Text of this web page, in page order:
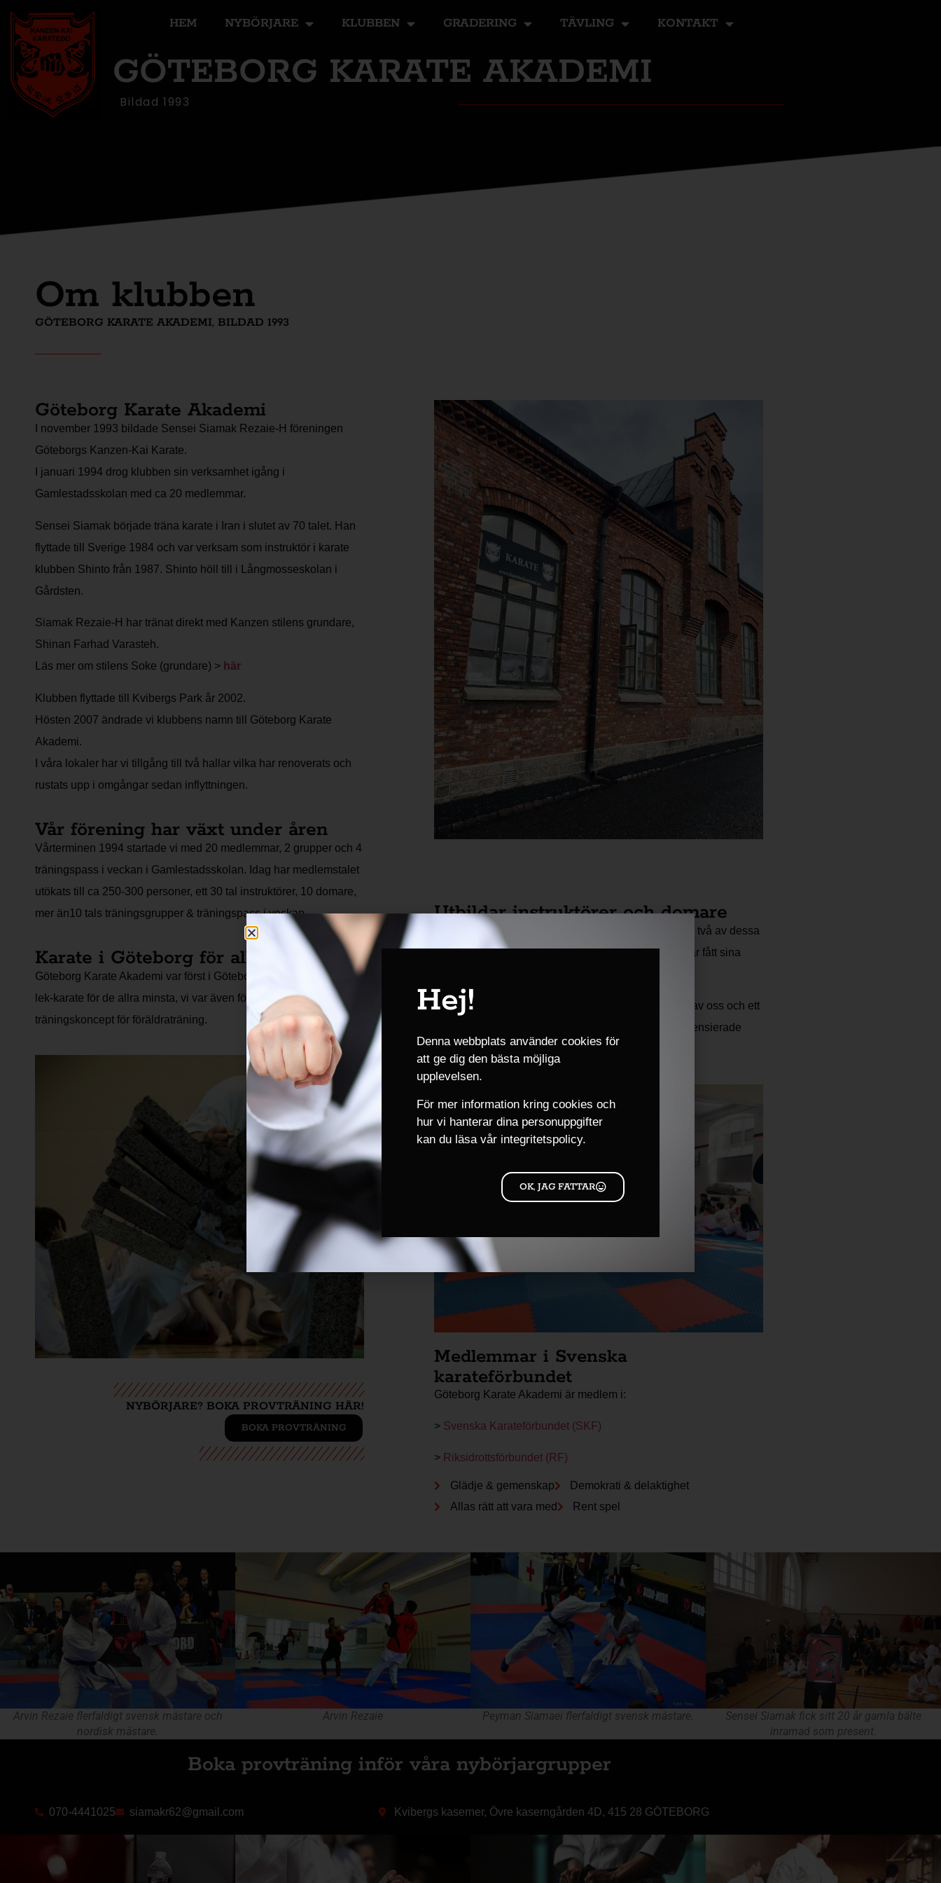
HEM NYBÖRJARE KLUBBEN GRADERING TÄVLING KONTAKT
GÖTEBORG KARATE AKADEMI
Bildad 1993
Om klubben
GÖTEBORG KARATE AKADEMI, BILDAD 1993
Göteborg Karate Akademi
I november 1993 bildade Sensei Siamak Rezaie-H föreningen
Göteborgs Kanzen-Kai Karate.
I januari 1994 drog klubben sin verksamhet igång i
Gamlestadsskolan med ca 20 medlemmar.
Sensei Siamak började träna karate i Iran i slutet av 70 talet. Han
flyttade till Sverige 1984 och var verksam som instruktör i karate
klubben Shinto från 1987. Shinto höll till i Långmosseskolan i
Gårdsten.
Siamak Rezaie-H har tränat direkt med Kanzen stilens grundare,
Shinan Farhad Varasteh.
Läs mer om stilens Soke (grundare) > här
Klubben flyttade till Kvibergs Park år 2002.
Hösten 2007 ändrade vi klubbens namn till Göteborg Karate
Akademi.
I våra lokaler har vi tillgång till två hallar vilka har renoverats och
rustats upp i omgångar sedan inflyttningen.
Vår förening har växt under åren
Vårterminen 1994 startade vi med 20 medlemmar, 2 grupper och 4
träningspass i veckan i Gamlestadsskolan. Idag har medlemstalet
utökats till ca 250-300 personer, ett 30 tal instruktörer, 10 domare,
mer än10 tals träningsgrupper & träningspass i veckan.
Karate i Göteborg för alla
Göteborg Karate Akademi var först i Göteborg med att introducera
lek-karate för de allra minsta, vi var även först i Göteborg med ett
träningskoncept för föräldraträning.
NYBÖRJARE? BOKA PROVTRÄNING HÄR!
BOKA PROVTRÄNING
Utbildar instruktörer och domare
Genom åren har vi utbildat ett 60 tals instruktörer och två av dessa
har egna klubbar i Göteborg. Ett 30 tal Kanzen-Ka har fått sina
Många tävlingsfunktionärer har utbildats i av oss och ett
genom åren blivit licensierade
förbunds domare.
Medlemmar i Svenska
karateförbundet
Göteborg Karate Akademi är medlem i:
> Svenska Karateförbundet (SKF)
> Riksidrottsförbundet (RF)
Glädje & gemenskap
Demokrati & delaktighet
Allas rätt att vara med
Rent spel
Arvin Rezaie flerfaldigt svensk mästare och
nordisk mästare.
Arvin Rezaie Peyman Siamaei flerfaldigt svensk mästare.
Sensei Siamak fick sitt 20 år gamla bälte
inramad som present.
Boka provträning inför våra nybörjargrupper
070-4441025 siamakr62@gmail.com Kvibergs kaserner, Övre kaserngården 4D, 415 28 GÖTEBORG
Hej!
Denna webbplats använder cookies för
att ge dig den bästa möjliga
upplevelsen.
För mer information kring cookies och
hur vi hanterar dina personuppgifter
kan du läsa vår integritetspolicy.
OK, JAG FATTAR